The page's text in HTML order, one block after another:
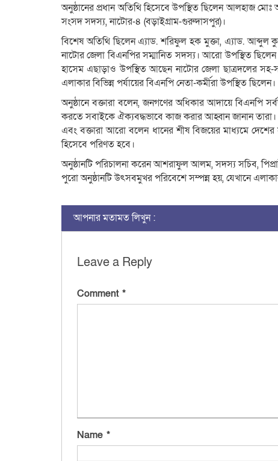
অনুষ্ঠানের প্রধান অতিথি হিসেবে উপস্থিত ছিলেন আলহাজ
সংসদ সদস্য, নাটোর-৪ (বড়াইগ্রাম-গুরুদাসপুর)।
বিশেষ অতিথি ছিলেন এ্যাড. শরিফুল হক মুক্তা, এ্যাড.
নাটোর জেলা বিএনপির সম্মানিত সদস্য। আরো উপস্থিত
হাসেম এছাড়াও উপস্থিত আছেন নাটোর জেলা ছাত্রদলের
এলাকার বিভিন্ন পর্যায়ের বিএনপি নেতা-কর্মীরা উপস্থিত ছিলেন।
অনুষ্ঠানে বক্তারা বলেন, জনগণের অধিকার আদায়ে বিএনপি
করতে সবাইকে ঐক্যবদ্ধভাবে কাজ করার আহ্বান জানান তারা।
এবং বক্তারা আরো বলেন ধানের শীষ বিজয়ের মাধ্যমে
হিসেবে পরিণত হবে।
অনুষ্ঠানটি পরিচালনা করেন আশরাফুল আলম, সদস্য সচিব,
পুরো অনুষ্ঠানটি উৎসবমুখর পরিবেশে সম্পন্ন হয়, যেখানে
আপনার মতামত লিখুন :
Leave a Reply
Comment *
Name *